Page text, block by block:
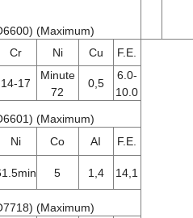
(Maximum)
Cr Ni Cu F.E.
14-17
Minute
72
0,5
6.0-
10.0
(Maximum)
Ni Co AI F.E.
5 1,4 14,1
(Maximum)